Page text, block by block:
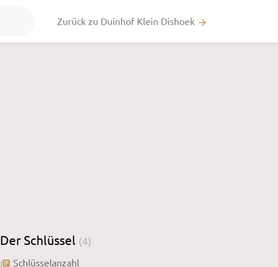
Zurück zu Duinhof Klein Dishoek arrow_forward
Der Schlüssel (4)
library_books Schlüsselanzahl